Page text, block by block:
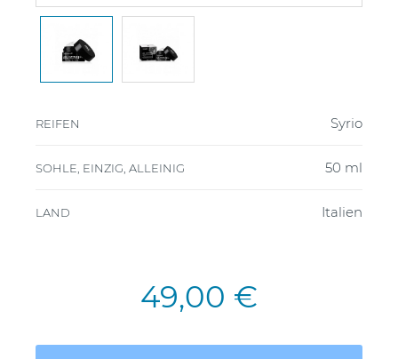
REIFEN Syrio
SOHLE, EINZIG, ALLEINIG 50 ml
LAND Italien
49,00 €